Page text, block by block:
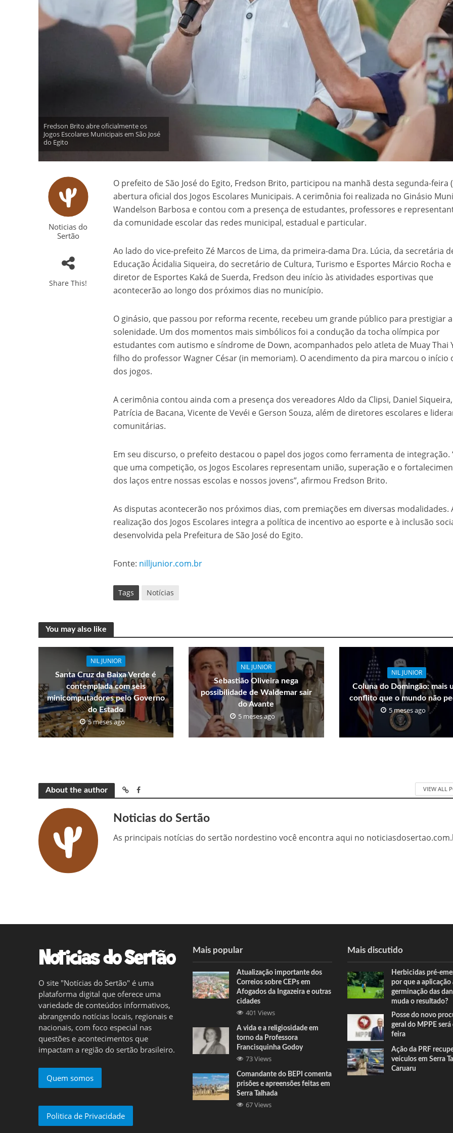
Fredson Brito abre oficialmente os
Jogos Escolares Municipais em São José
do Egito
Noticias do
Sertão
Share This!
O prefeito de São José do Egito, Fredson Brito, participou na manhã desta segunda-feira
abertura oficial dos Jogos Escolares Municipais. A cerimônia foi realizada no Ginásio
Wandelson Barbosa e contou com a presença de estudantes, professores e
da comunidade escolar das redes municipal, estadual e particular.
Ao lado do vice-prefeito Zé Marcos de Lima, da primeira-dama Dra. Lúcia, da secretária
Educação Ácidalia Siqueira, do secretário de Cultura, Turismo e Esportes Márcio Rocha e
diretor de Esportes Kaká de Suerda, Fredson deu início às atividades esportivas que
acontecerão ao longo dos próximos dias no município.
O ginásio, que passou por reforma recente, recebeu um grande público para prestigiar a
solenidade. Um dos momentos mais simbólicos foi a condução da tocha olímpica por
estudantes com autismo e síndrome de Down, acompanhados pelo atleta de Muay Thai
filho do professor Wagner César (in memoriam). O acendimento da pira marcou o início
dos jogos.
A cerimônia contou ainda com a presença dos vereadores Aldo da Clipsi, Daniel Siqueira,
Patrícia de Bacana, Vicente de Vevéi e Gerson Souza, além de diretores escolares e
comunitárias.
Em seu discurso, o prefeito destacou o papel dos jogos como ferramenta de integração.
que uma competição, os Jogos Escolares representam união, superação e o
dos laços entre nossas escolas e nossos jovens”, afirmou Fredson Brito.
As disputas acontecerão nos próximos dias, com premiações em diversas modalidades.
realização dos Jogos Escolares integra a política de incentivo ao esporte e à inclusão
desenvolvida pela Prefeitura de São José do Egito.
Fonte: nilljunior.com.br
Tags Notícias
You may also like
NIL JUNIOR
Santa Cruz da Baixa Verde é
contemplada com seis
minicomputadores pelo Governo
do Estado
5 meses ago
NIL JUNIOR
Sebastião Oliveira nega
possibilidade de Waldemar sair
do Avante
5 meses ago
NIL JUNIOR
Coluna do Domingão: mais
conflito que o mundo não
5 meses ago
About the author VIEW ALL
Noticias do Sertão
As principais notícias do sertão nordestino você encontra aqui no
O site "Notícias do Sertão" é uma
plataforma digital que oferece uma
variedade de conteúdos informativos,
abrangendo notícias locais, regionais e
nacionais, com foco especial nas
questões e acontecimentos que
impactam a região do sertão brasileiro.
Quem somos
Politica de Privacidade
Mais popular
Atualização importante dos
Correios sobre CEPs em
Afogados da Ingazeira e outras
cidades
401 Views
A vida e a religiosidade em
torno da Professora
Francisquinha Godoy
73 Views
Comandante do BEPI comenta
prisões e apreensões feitas em
Serra Talhada
67 Views
Mais discutido
Herbicidas pré-
por que a aplicação
germinação das
muda o resultado?
Posse do novo
geral do MPPE
feira
Ação da PRF
veículos em Serra
Caruaru